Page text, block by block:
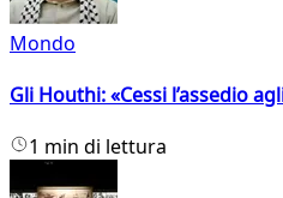
Mondo
Gli Houthi: «Cessi l’assedio
1 min di lettura